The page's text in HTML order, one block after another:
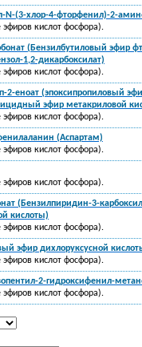
N-(3-хлор-4-фторфенил)-2-
кислот фосфора).
(Бензилбутиловый эфир
1,2-дикарбоксилат)
кислот фосфора).
2-еноат (эпоксипропиловый
эфир метакриловой
кислот фосфора).
(Аспартам)
кислот фосфора).
кислот фосфора).
(Бензилпиридин-3-
кислоты)
кислот фосфора).
эфир дихлоруксусной
кислот фосфора).
2-гидроксифенил-
кислот фосфора).